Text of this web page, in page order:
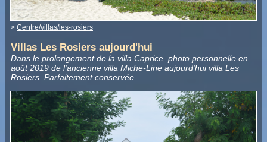
> Centre/villas/les-rosiers
Villas Les Rosiers aujourd'hui
Dans le prolongement de la villa Caprice, photo personnelle en
août 2019 de l'ancienne villa Miche-Line aujourd'hui villa Les
Rosiers. Parfaitement conservée.